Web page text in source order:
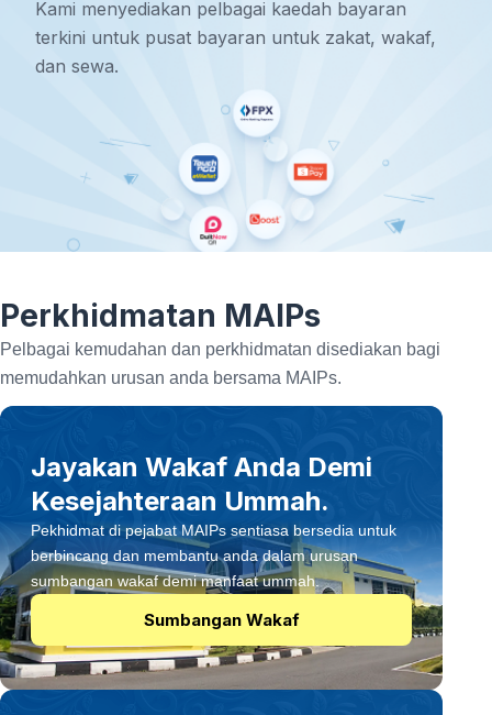
Kami menyediakan pelbagai kaedah bayaran
terkini untuk pusat bayaran untuk zakat, wakaf,
dan sewa.
Perkhidmatan MAIPs
Pelbagai kemudahan dan perkhidmatan disediakan bagi
memudahkan urusan anda bersama MAIPs.
Jayakan Wakaf Anda Demi
Kesejahteraan Ummah.
Pekhidmat di pejabat MAIPs sentiasa bersedia untuk
berbincang dan membantu anda dalam urusan
sumbangan wakaf demi manfaat ummah.
Sumbangan Wakaf